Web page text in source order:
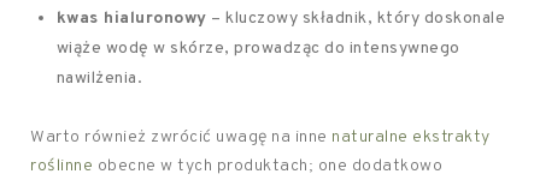
kwas hialuronowy – kluczowy składnik, który doskonale
wiąże wodę w skórze, prowadząc do intensywnego
nawilżenia.
Warto również zwrócić uwagę na inne naturalne ekstrakty
roślinne obecne w tych produktach; one dodatkowo